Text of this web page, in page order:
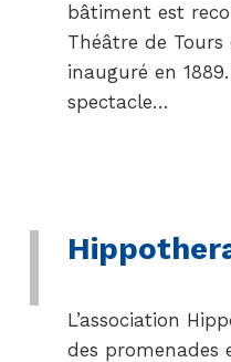
bâtiment est
Théâtre de
inauguré en
spectacle…
L’association
des promenades